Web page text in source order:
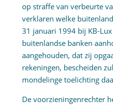
op straffe van verbeurte
verklaren welke
31 januari 1994 bij KB-
buitenlandse banken
aangehouden, dat zij
rekeningen, bescheiden
mondelinge toelichting
De voorzieningenrechter